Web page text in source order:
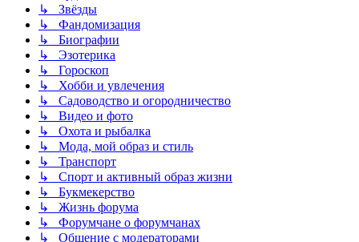
↳ Звёзды
↳ Фандомизация
↳ Биографии
↳ Эзотерика
↳ Гороскоп
↳ Хобби и увлечения
↳ Садоводство и огородничество
↳ Видео и фото
↳ Охота и рыбалка
↳ Мода, мой образ и стиль
↳ Транспорт
↳ Спорт и активный образ жизни
↳ Букмекерство
↳ Жизнь форума
↳ Форумчане о форумчанах
↳ Общение с модераторами